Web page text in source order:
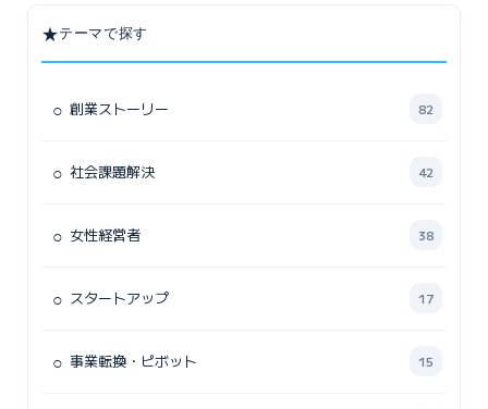
★テーマで探す
○ 創業ストーリー 82
○ 社会課題解決 42
○ 女性経営者 38
○ スタートアップ 17
○ 事業転換・ピボット 15